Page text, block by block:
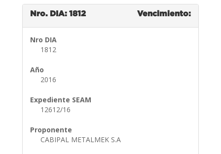
Nro. DIA: 1812 Vencimiento:
Nro DIA
1812
Año
2016
Expediente SEAM
12612/16
Proponente
CABIPAL METALMEK S.A